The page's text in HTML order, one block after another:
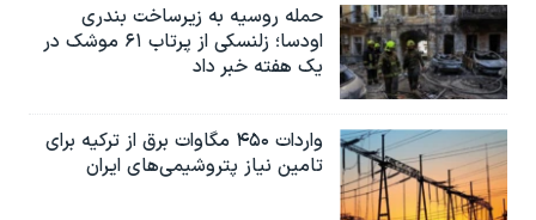
حمله روسیه به زیرساخت بندری
اودسا؛ زلنسکی از پرتاب ۶۱ موشک در
یک هفته خبر داد
واردات ۴۵۰ مگاوات برق از ترکیه برای
تامین نیاز پتروشیمی‌های ایران